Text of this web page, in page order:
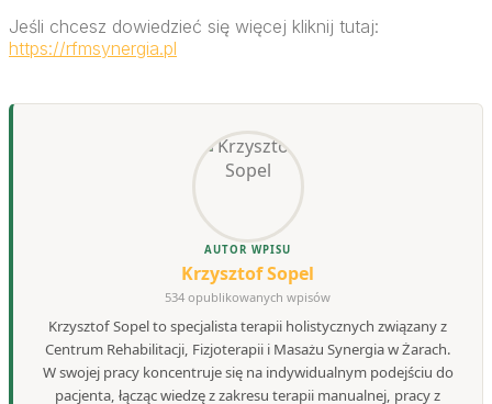
Jeśli chcesz dowiedzieć się więcej kliknij tutaj:
https://rfmsynergia.pl
AUTOR WPISU
Krzysztof Sopel
534 opublikowanych wpisów
Krzysztof Sopel to specjalista terapii holistycznych związany z
Centrum Rehabilitacji, Fizjoterapii i Masażu Synergia w Żarach.
W swojej pracy koncentruje się na indywidualnym podejściu do
pacjenta, łącząc wiedzę z zakresu terapii manualnej, pracy z